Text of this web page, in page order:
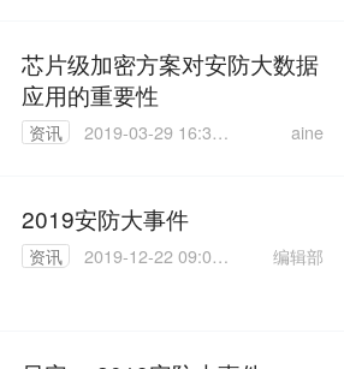
芯片级加密方案对安防大数据
应用的重要性
资讯
2019-03-29 16:37:
aine
2019安防大事件
资讯
2019-12-22 09:02:
编辑部